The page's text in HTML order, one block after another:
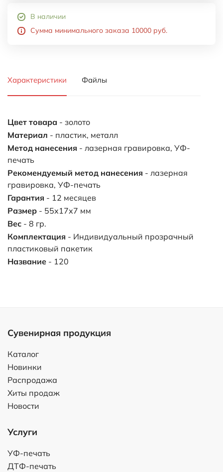
В наличии
Сумма минимального заказа 10000 руб.
Характеристики Файлы
Цвет товара - золото
Материал - пластик, металл
Метод нанесения - лазерная гравировка, УФ-
печать
Рекомендуемый метод нанесения - лазерная
гравировка, УФ-печать
Гарантия - 12 месяцев
Размер - 55х17х7 мм
Вес - 8 гр.
Комплектация - Индивидуальный прозрачный
пластиковый пакетик
Название - 120
Сувенирная продукция
Каталог
Новинки
Распродажа
Хиты продаж
Новости
Услуги
УФ-печать
ДТФ-печать